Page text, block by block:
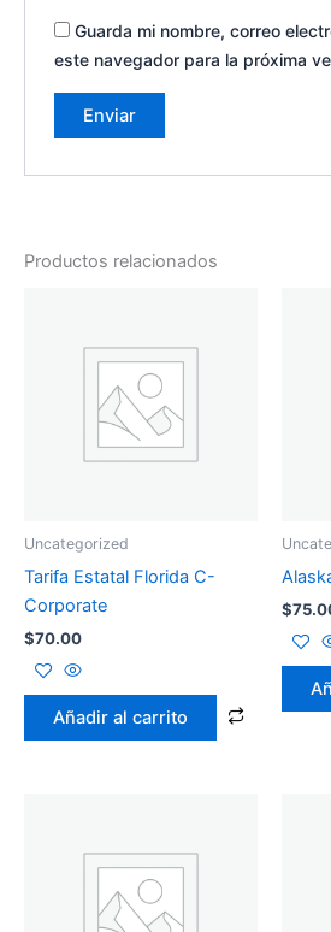
Guarda mi nombre, correo
este navegador para la próxima
Productos relacionados
Uncategorized
Tarifa Estatal Florida C-
Corporate
$70.00
Añadir al carrito
$